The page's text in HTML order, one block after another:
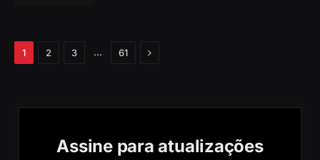
1 2 3 … 61 Próximo
Assine para atualizações